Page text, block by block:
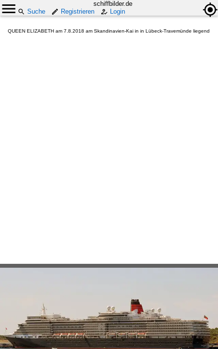
schiffbilder.de
Suche
Registrieren Login
QUEEN ELIZABETH am 7.8.2018 am Skandinavien-Kai in in Lübeck-Travemünde liegend